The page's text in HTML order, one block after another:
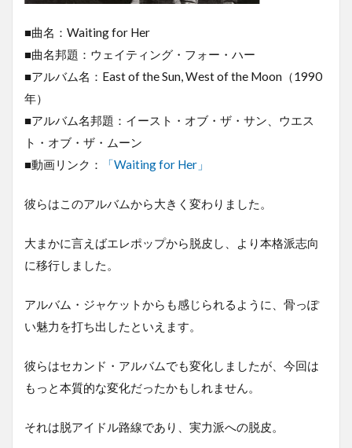
■曲名：Waiting for Her
■曲名邦題：ウェイティング・フォー・ハー
■アルバム名：East of the Sun, West of the Moon（1990
年）
■アルバム名邦題：イースト・オブ・ザ・サン、ウエス
ト・オブ・ザ・ムーン
■動画リンク：
「Waiting for Her」
彼らはこのアルバムから大きく変わりました。
大まかに言えばエレポップから脱皮し、より本格派志向
に移行しました。
アルバム・ジャケットからも感じられるように、骨っぽ
い魅力を打ち出したといえます。
彼らはセカンド・アルバムでも変化しましたが、今回は
もっと本質的な変化だったかもしれません。
それは脱アイドル路線であり、実力派への脱皮。